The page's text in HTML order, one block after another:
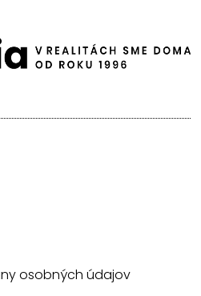
osobných údajov